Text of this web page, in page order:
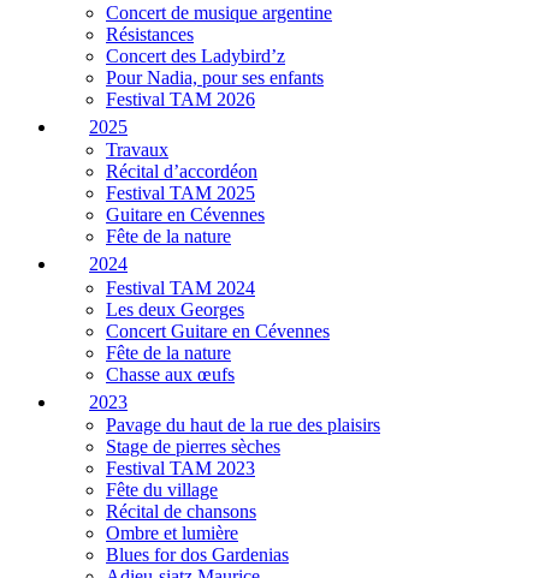
Concert de musique argentine
Résistances
Concert des Ladybird’z
Pour Nadia, pour ses enfants
Festival TAM 2026
2025
Travaux
Récital d’accordéon
Festival TAM 2025
Guitare en Cévennes
Fête de la nature
2024
Festival TAM 2024
Les deux Georges
Concert Guitare en Cévennes
Fête de la nature
Chasse aux œufs
2023
Pavage du haut de la rue des plaisirs
Stage de pierres sèches
Festival TAM 2023
Fête du village
Récital de chansons
Ombre et lumière
Blues for dos Gardenias